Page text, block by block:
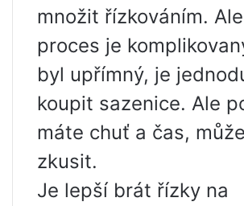
množit řízkováním.
proces je
byl upřímný, je
koupit sazenice. Ale
máte chuť a čas,
zkusit.
Je lepší brát řízky na